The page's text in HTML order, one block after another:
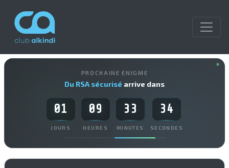
PROCHAINE ENIGME
Du RSA sécurisé arrive dans
01
JOURS
: 09
HEURES
: 33
MINUTES
: 34
SECONDES